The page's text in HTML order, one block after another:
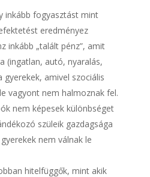
inkább fogyasztást mint
eredményez
inkább „talált pénz”, amit
(ingatlan, autó, nyaralás,
gyerekek, amivel szociális
vagyont nem halmoznak fel.
nem képesek különbséget
szüleik gazdagsága
nem válnak le
hitelfüggők, mint akik